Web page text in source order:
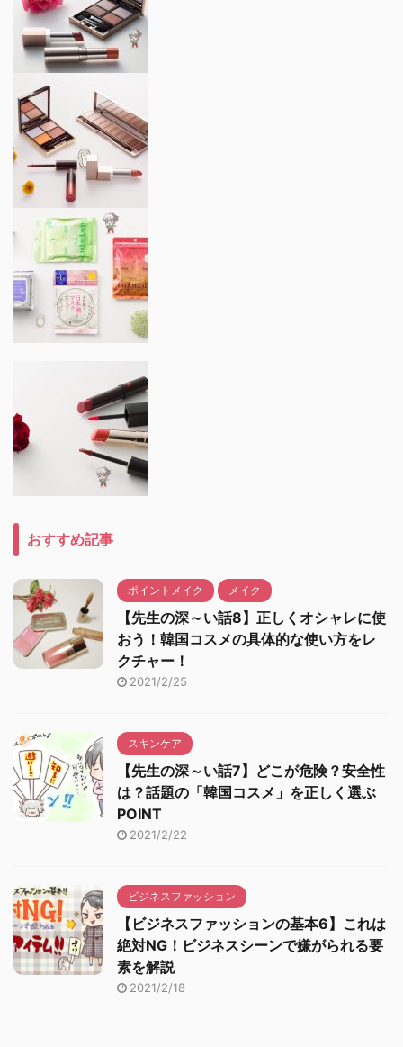
おすすめ記事
ポイントメイク メイク
【先生の深～い話8】正しくオシャレに使
おう！韓国コスメの具体的な使い方をレ
クチャー！
2021/2/25
スキンケア
【先生の深～い話7】どこが危険？安全性
は？話題の「韓国コスメ」を正しく選ぶ
POINT
2021/2/22
ビジネスファッション
【ビジネスファッションの基本6】これは
絶対NG！ビジネスシーンで嫌がられる要
素を解説
2021/2/18